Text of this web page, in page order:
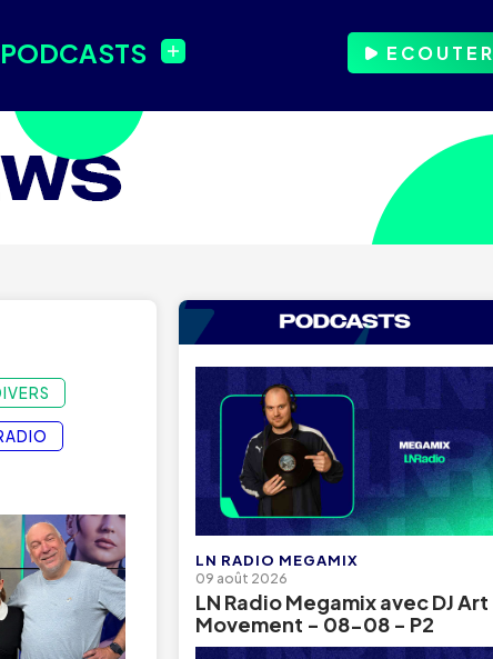
PODCASTS ECOUTER
LN RADIO MEGAMIX
09 août 2026
LN Radio Megamix avec DJ Art
Movement - 08-08 - P2